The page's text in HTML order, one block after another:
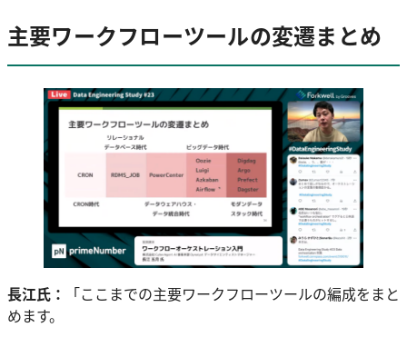
主要ワークフローツールの変遷まとめ
長江氏：
「ここまでの主要ワークフローツールの編成をまと
めます。